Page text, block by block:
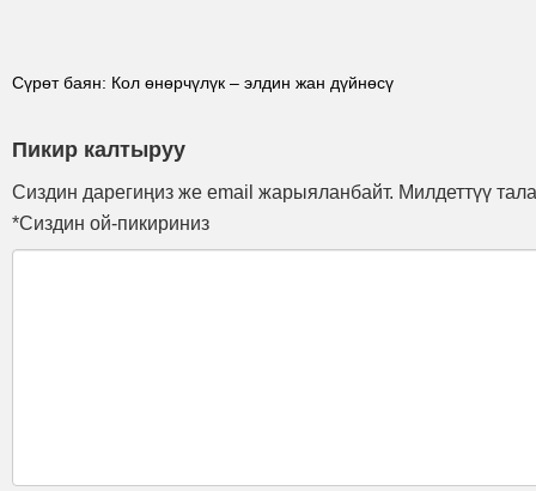
Сүрөт баян: Кол өнөрчүлүк – элдин жан дүйнөсү
Пикир калтыруу
Сиздин дарегиңиз же email жарыяланбайт. Милдеттүү
*Сиздин ой-пикириниз